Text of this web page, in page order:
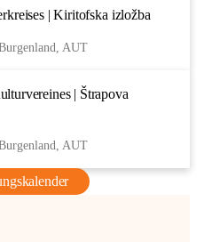
| Kiritofska izložba
AUT
| Štrapova
AUT